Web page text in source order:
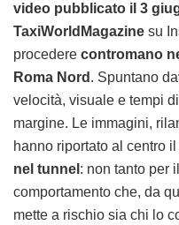
video pubblicato il 3
TaxiWorldMagazine su
procedere contromano
Roma Nord . Spuntano
velocità, visuale e tempi
margine. Le immagini,
hanno riportato al centro
nel tunnel : non tanto per
comportamento che, da
mette a rischio sia chi lo